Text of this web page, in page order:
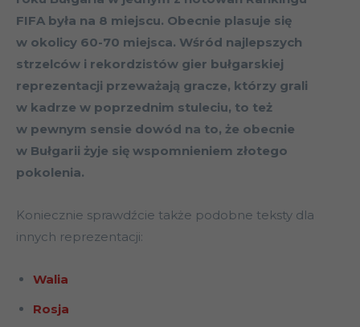
FIFA była na 8 miejscu. Obecnie plasuje się
w okolicy 60-70 miejsca. Wśród najlepszych
strzelców i rekordzistów gier bułgarskiej
reprezentacji przeważają gracze, którzy grali
w kadrze w poprzednim stuleciu, to też
w pewnym sensie dowód na to, że obecnie
w Bułgarii żyje się wspomnieniem złotego
pokolenia.
Koniecznie sprawdźcie także podobne teksty dla
innych reprezentacji:
Walia
Rosja